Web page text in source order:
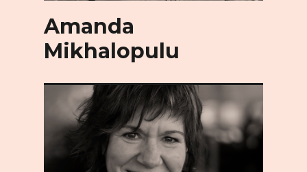
Amanda
Mikhalopulu